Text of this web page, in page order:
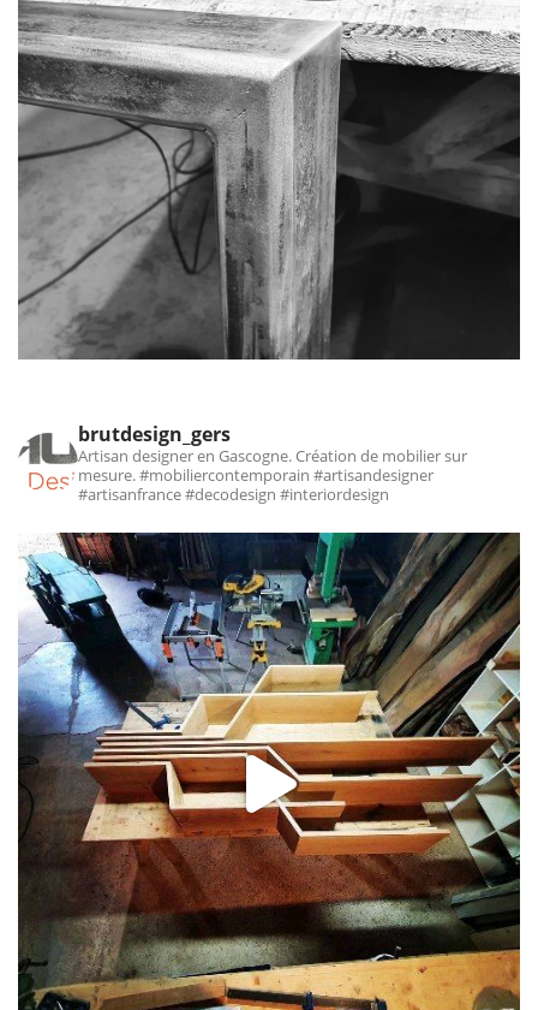
brutdesign_gers
Artisan designer en Gascogne. Création de mobilier sur
mesure.#mobiliercontemporain #artisandesigner
#artisanfrance #decodesign #interiordesign